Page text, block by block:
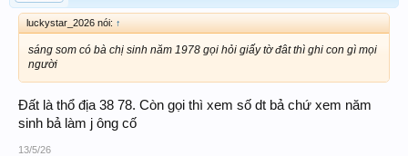
luckystar_2026 nói: ↑
sáng som có bà chị sinh năm 1978 gọi hỏi giấy tờ đât thì ghi con gì mọi
người
Đất là thổ địa 38 78. Còn gọi thì xem số dt bả chứ xem năm
sinh bả làm j ông cố
13/5/26